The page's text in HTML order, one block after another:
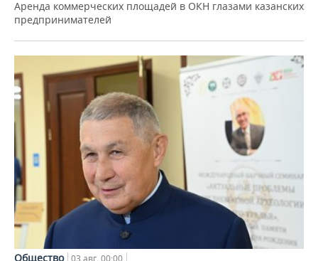
Аренда коммерческих площадей в ОКН глазами казанских
предпринимателей
Общество 03 авг, 00:00